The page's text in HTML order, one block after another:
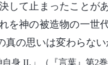
して止まったことが
を神の被造物の一世
の思いは変わらない
身 II.」（『言葉』第2